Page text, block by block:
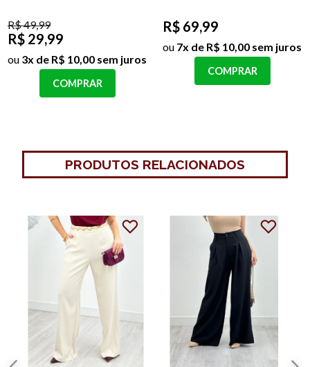
R$ 49,99
R$ 29,99
ou 3x de R$ 10,00 sem juros
COMPRAR
R$ 69,99
ou 7x de R$ 10,00 sem juros
COMPRAR
PRODUTOS RELACIONADOS